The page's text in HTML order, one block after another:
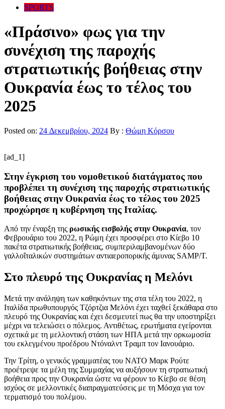
SPORTS
«Πράσινο» φως για την
συνέχιση της παροχής
στρατιωτικής βοήθειας στην
Ουκρανία έως το τέλος του
2025
Posted on: 24 Δεκεμβρίου, 2024 By : Θώμη Κόρσου
[ad_1]
Στην έγκριση του νομοθετικού διατάγματος που
προβλέπει τη συνέχιση της παροχής στρατιωτικής
βοήθειας στην Ουκρανία έως το τέλος του 2025
προχώρησε η κυβέρνηση της Ιταλίας.
Από την έναρξη της ρωσικής εισβολής στην Ουκρανία, τον
Φεβρουάριο του 2022, η Ρώμη έχει προσφέρει στο Κίεβο 10
πακέτα στρατιωτικής βοήθειας, συμπεριλαμβανομένων δύο
γαλλοΐταλικών συστημάτων αντιαεροπορικής άμυνας SAMP/T.
Στο πλευρό της Ουκρανίας η Μελόνι
Μετά την ανάληψη των καθηκόντων της στα τέλη του 2022, η
Ιταλίδα πρωθυπουργός Τζόρτζια Μελόνι έχει ταχθεί ξεκάθαρα στο
πλευρό της Ουκρανίας και έχει δεσμευτεί πως θα την υποστηρίξει
μέχρι να τελειώσει ο πόλεμος. Αντιθέτως, ερωτήματα εγείρονται
σχετικά με τη μελλοντική στάση των ΗΠΑ μετά την ορκωμοσία
του εκλεγμένου προέδρου Ντόναλντ Τραμπ τον Ιανουάριο.
Την Τρίτη, ο γενικός γραμματέας του ΝΑΤΟ Μαρκ Ρούτε
προέτρεψε τα μέλη της Συμμαχίας να αυξήσουν τη στρατιωτική
βοήθεια προς την Ουκρανία ώστε να φέρουν το Κίεβο σε θέση
ισχύος σε μελλοντικές διαπραγματεύσεις με τη Μόσχα για τον
τερματισμό του πολέμου.